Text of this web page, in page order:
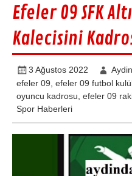
Efeler 09 SFK
Kalecisini
3 Ağustos 2022
efeler 09 ,efeler 09 futbol
oyuncu kadrosu ,efeler 09
Spor Haberleri